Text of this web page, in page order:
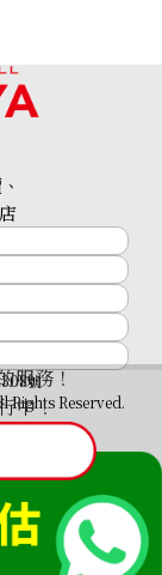
年10月
Bvlgari
年5月
服務！
中！
號
Reserved.